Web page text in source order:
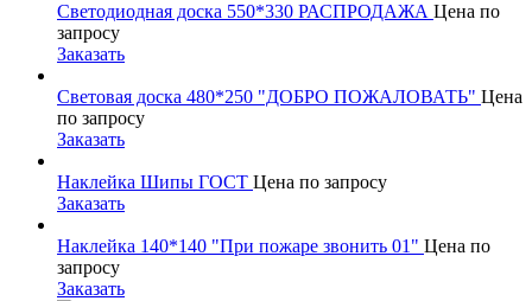
Светодиодная доска 550*330 РАСПРОДАЖА Цена по
запросу
Заказать
Световая доска 480*250 "ДОБРО ПОЖАЛОВАТЬ" Цена
по запросу
Заказать
Наклейка Шипы ГОСТ Цена по запросу
Заказать
Наклейка 140*140 "При пожаре звонить 01" Цена по
запросу
Заказать